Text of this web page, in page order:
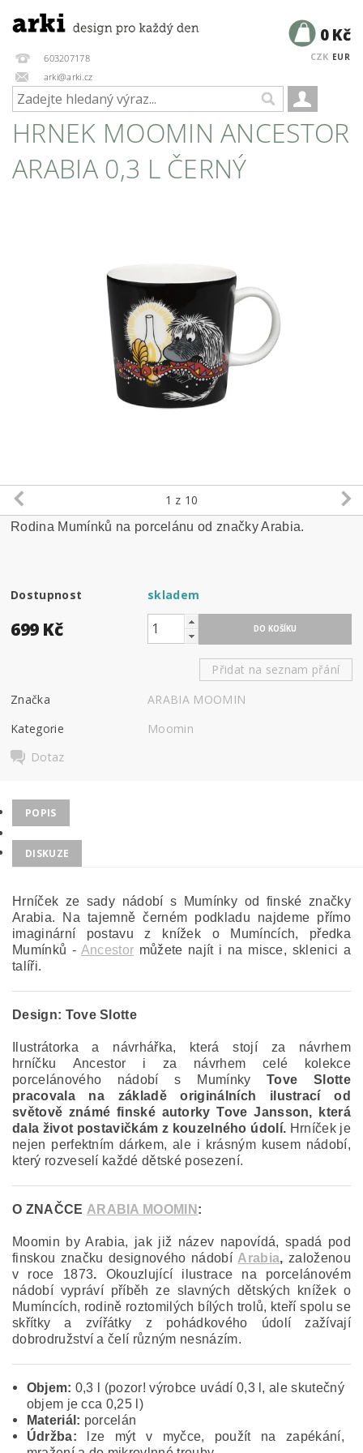
603207178
arki@arki.cz
CZK EUR
0 Kč
HRNEK MOOMIN ANCESTOR
ARABIA 0,3 L ČERNÝ
1 z 10
Rodina Mumínků na porcelánu od značky Arabia.
Dostupnost skladem
699 Kč
Přidat na seznam přání
Značka
ARABIA MOOMIN
Kategorie
Moomin
Dotaz
POPIS
DISKUZE
Hrníček ze sady nádobí s Mumínky od finské značky
Arabia. Na tajemně černém podkladu najdeme přímo
imaginární postavu z knížek o Mumíncích, předka
Mumínků - Ancestor můžete najít i na misce, sklenici a
talíři.
Design: Tove Slotte
Ilustrátorka a návrhářka, která stojí za návrhem
hrníčku Ancestor i za návrhem celé kolekce
porcelánového nádobí s MumínkyTove Slotte
pracovala na základě originálních ilustrací od
světově známé finské autorky Tove Jansson, která
dala život postavičkám z kouzelného údolí. Hrníček je
nejen perfektním dárkem, ale i krásným kusem nádobí,
který rozveselí každé dětské posezení.
O ZNAČCE ARABIA MOOMIN :
Moomin by Arabia, jak již název napovídá, spadá pod
finskou značku designového nádobí Arabia, založenou
v roce 1873. Okouzlující ilustrace na porcelánovém
nádobí vypráví příběh ze slavných dětských knížek o
Mumíncích, rodině roztomilých bílých trolů, kteří spolu se
skřítky a zvířátky z pohádkového údolí zažívají
dobrodružství a čelí různým nesnázím.
Objem: 0,3 l (pozor! výrobce uvádí 0,3 l, ale skutečný
objem je cca 0,25 l)
Materiál: porcelán
Údržba: lze mýt v myčce, použít na zapékání,